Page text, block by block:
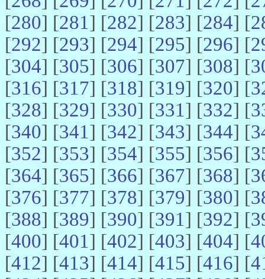
[280] [281] [282] [283] [284] [
[292] [293] [294] [295] [296] [
[304] [305] [306] [307] [308] [
[316] [317] [318] [319] [320] [
[328] [329] [330] [331] [332] [
[340] [341] [342] [343] [344] [
[352] [353] [354] [355] [356] [
[364] [365] [366] [367] [368] [
[376] [377] [378] [379] [380] [
[388] [389] [390] [391] [392] [
[400] [401] [402] [403] [404] [
[412] [413] [414] [415] [416] [